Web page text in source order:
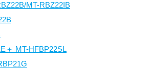
MT-RBZ22IB
＋ MT-HFBP22SL